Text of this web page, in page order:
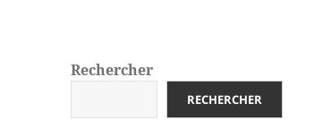
Rechercher
RECHERCHER